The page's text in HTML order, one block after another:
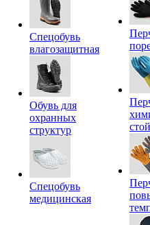
Спецобувь
влагозащитная
Обувь для
охранных
структур
Спецобувь
медицинская